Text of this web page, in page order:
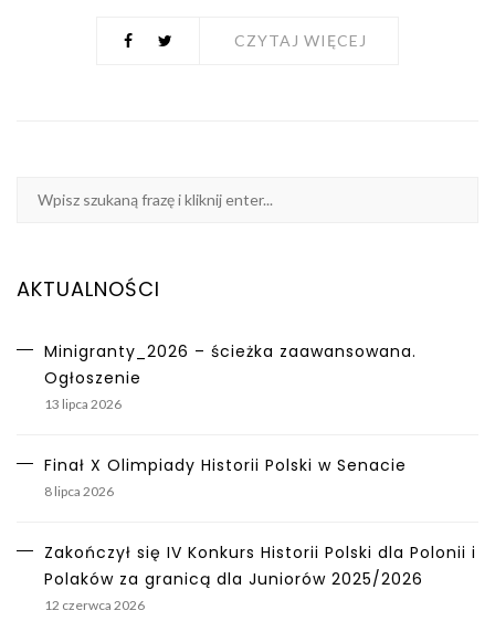
CZYTAJ WIĘCEJ
AKTUALNOŚCI
Minigranty_2026 – ścieżka zaawansowana.
Ogłoszenie
13 lipca 2026
Finał X Olimpiady Historii Polski w Senacie
8 lipca 2026
Zakończył się IV Konkurs Historii Polski dla Polonii i
Polaków za granicą dla Juniorów 2025/2026
12 czerwca 2026